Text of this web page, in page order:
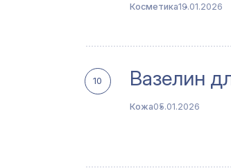
Косметика19.01.2026
10 Вазелин
Кожа05.01.2026